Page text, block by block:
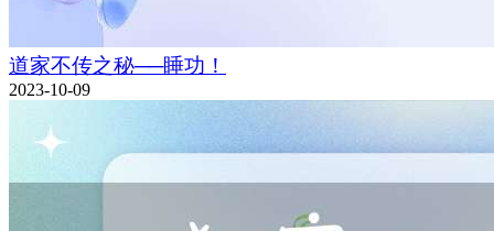
道家不传之秘──睡功！
2023-10-09